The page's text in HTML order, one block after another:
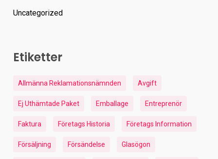
Uncategorized
Etiketter
Allmänna Reklamationsnämnden Avgift
Ej Uthämtade Paket Emballage Entreprenör
Faktura Företags Historia Företags Information
Försäljning Försändelse Glasögon